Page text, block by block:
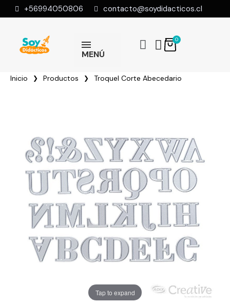
+56994050806 contacto@soydidacticos.cl
MENÚ
Inicio Productos Troquel Corte Abecedario
Tap to expand